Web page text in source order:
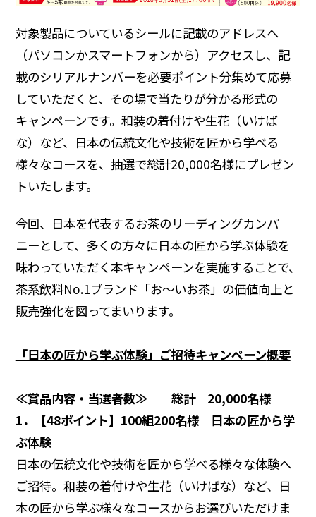
IR・投資家情報トップ
対象製品についているシールに記載のアドレスへ
（パソコンかスマートフォンから）アクセスし、記
載のシリアルナンバーを必要ポイント分集めて応募
していただくと、その場で当たりが分かる形式の
キャンペーンです。和装の着付けや生花（いけば
な）など、日本の伝統文化や技術を匠から学べる
様々なコースを、抽選で総計20,000名様にプレゼン
トいたします。
今回、日本を代表するお茶のリーディングカンパ
ニーとして、多くの方々に日本の匠から学ぶ体験を
味わっていただく本キャンペーンを実施することで、
茶系飲料No.1ブランド「お～いお茶」の価値向上と
販売強化を図ってまいります。
「日本の匠から学ぶ体験」ご招待キャンペーン概要
≪賞品内容・当選者数≫ 総計 20,000名様
1．【48ポイント】 100組200名様 日本の匠から学
ぶ体験
日本の伝統文化や技術を匠から学べる様々な体験へ
ご招待。和装の着付けや生花（いけばな）など、日
本の匠から学ぶ様々なコースからお選びいただけま